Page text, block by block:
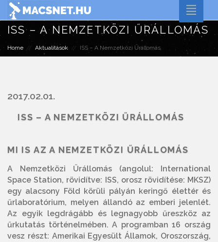
Toggle
ISS – A NEMZETKÖZI ŰRÁLLOMÁS
Home Aktualitások ISS – A Nemzetközi Űrállomás
2017.02.01.
ISS – A NEMZETKÖZI ŰRÁLLOMÁS
MI IS AZ A NEMZETKÖZI ŰRÁLLOMÁS
A Nemzetközi Űrállomás (angolul: International
Space Station, rövidítve: ISS, orosz rövidítése: MKSZ)
egy alacsony Föld körüli pályán keringő élettér és
űrlaboratórium, melyen állandó az emberi jelenlét.
Az egyik legdrágább és legnagyobb űreszköz az
űrkutatás történelmében. A programban 16 ország
vesz részt: Amerikai Egyesült Államok, Oroszország,